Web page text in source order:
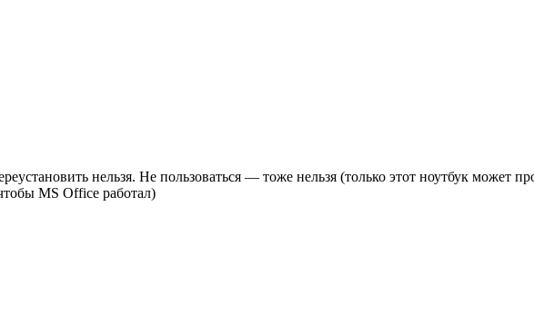
нельзя. Не пользоваться — тоже нельзя (только этот ноутбук может
MS Office работал)